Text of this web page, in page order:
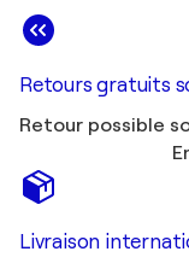
Retours gratuits
Retour possible
Livraison